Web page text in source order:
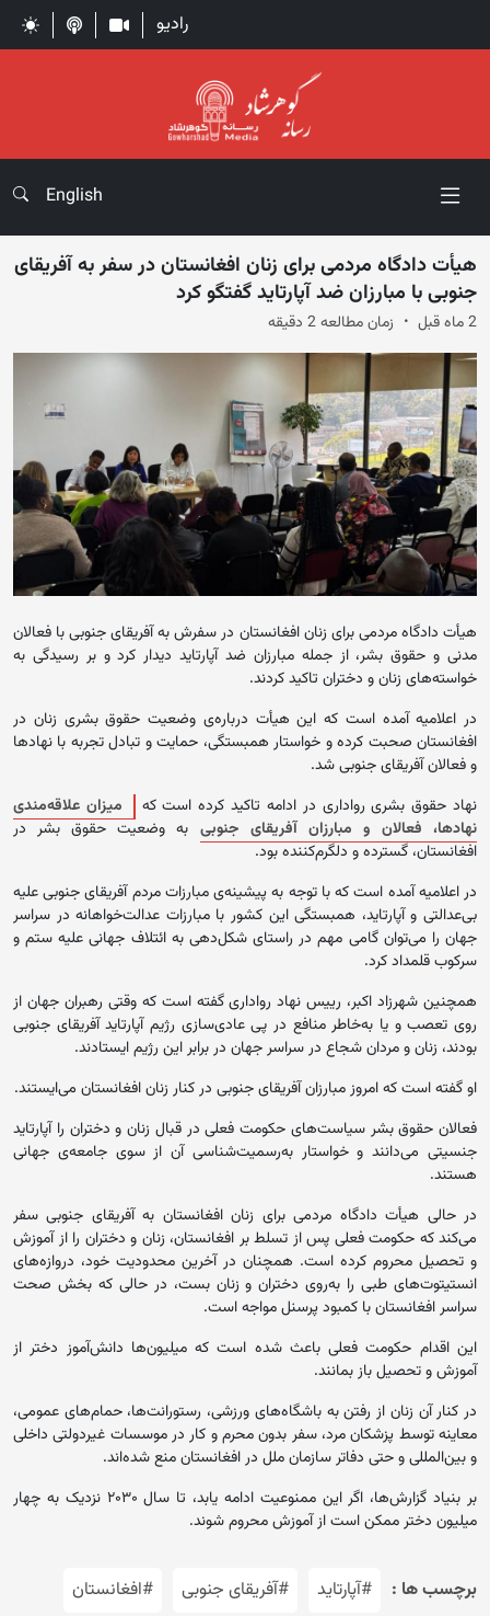
رادیو
English
هیأت دادگاه مردمی برای زنان افغانستان در سفر به آفریقای
جنوبی ‏با مبارزان ضد آپارتاید گفتگو کرد
2 ماه قبل زمان مطالعه 2 دقیقه
هیأت دادگاه مردمی برای زنان افغانستان در سفرش به آفریقای ‏جنوبی با فعالان
مدنی و حقوق بشر، از جمله مبارزان ضد آپارتاید ‏دیدار کرد و بر رسیدگی به
خواسته‌های زنان و دختران تاکید کردند.
در اعلامیه آمده است که این هیأت درباره‌ی وضعیت حقوق بشری زنان در
افغانستان ‏صحبت کرده و خواستار همبستگی، حمایت و تبادل تجربه با نهادها
‏و فعالان آفریقای جنوبی شد.‏
نهاد حقوق‌ بشری رواداری در ادامه تاکید کرده است که
میزان علاقه‌مندی
نهادها، فعالان و مبارزان ‏آفریقای جنوبی به وضعیت حقوق بشر در
افغانستان، گسترده و ‏دلگرم‌کننده بود. ‏
در اعلامیه آمده است که با توجه به پیشینه‌ی مبارزات مردم آفریقای جنوبی ‏علیه
بی‌عدالتی و آپارتاید، همبستگی این کشور با مبارزات ‏عدالت‌خواهانه در سراسر
جهان را می‌توان گامی مهم در راستای ‏شکل‌دهی به ائتلاف جهانی علیه ستم و
سرکوب قلمداد کرد.‏
همچنین شهرزاد اکبر، رییس نهاد رواداری گفته است که وقتی رهبران ‏جهان از
روی تعصب و یا به‌خاطر منافع در پی عادی‌سازی ‏رژیم آپارتاید آفریقای جنوبی
بودند، زنان و مردان شجاع در ‏سراسر جهان در برابر این رژیم ایستادند. ‏
او گفته است که امروز مبارزان آفریقای جنوبی در کنار زنان ‏افغانستان می‌ایستند.‏
فعالان حقوق بشر سیاست‌های حکومت فعلی در قبال زنان و دختران را ‏آپارتاید
جنسیتی می‌دانند و خواستار به‌رسمیت‌شناسی آن از سوی ‏جامعه‌ی جهانی
هستند.‏
در حالی هیأت دادگاه مردمی برای زنان افغانستان به آفریقای جنوبی سفر
می‌کند که حکومت فعلی پس از تسلط بر افغانستان، زنان و دختران را از آموزش
و ‏تحصیل محروم کرده است. همچنان در آخرین محدودیت خود، ‏دروازه‌های
انستیتوت‌های طبی را به‌روی دختران و زنان بست، در حالی که ‏بخش صحت
سراسر افغانستان با کمبود پرسنل مواجه است.
این اقدام حکومت فعلی باعث شده است که میلیون‌ها دانش‌آموز دختر از
آموزش و تحصیل باز بمانند.
در کنار آن زنان از رفتن به‌ باشگاه‌های ورزشی، رستورانت‌ها، حمام‌های عمومی،
معاینه توسط پزشکان مرد، سفر بدون محرم و کار در موسسات غیردولتی داخلی
و بین‌المللی و حتی دفاتر سازمان ملل در افغانستان منع شده‌اند.
بر بنیاد گزارش‌ها، اگر این ممنوعیت ادامه یابد، تا سال ۲۰۳۰ نزدیک به چهار
میلیون دختر ممکن است از آموزش محروم شوند.
برچسب ها : #آپارتاید #آفریقای جنوبی #افغانستان